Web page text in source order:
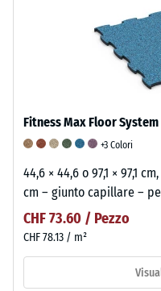
Fitness Max Floor System
+3 Colori
44,6 × 44,6 o 97,1 × 97,1
cm – giunto capillare –
CHF 73.60 / Pezzo
CHF 78.13 / m²